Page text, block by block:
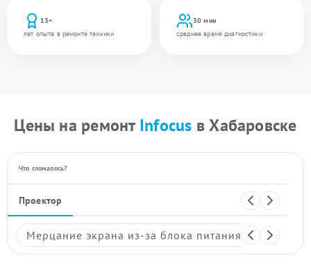
13+
лет опыта в ремонте техники
30 мин
среднее время диагностики
Цены на ремонт Infocus в Хабаровске
Что сломалось?
Проектор
Мерцание экрана из-за блока питания